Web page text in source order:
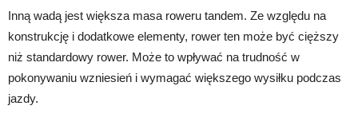
Inną wadą jest większa masa roweru tandem. Ze względu na
konstrukcję i dodatkowe elementy, rower ten może być cięższy
niż standardowy rower. Może to wpływać na trudność w
pokonywaniu wzniesień i wymagać większego wysiłku podczas
jazdy.